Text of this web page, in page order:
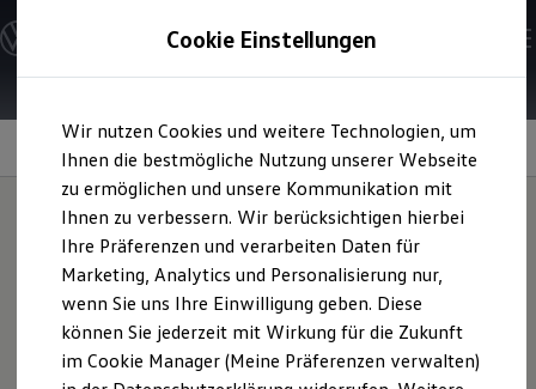
Hauptinhalt
springen
Footer
springen
Modelle und Konfigurator
Konfigurator
Modelle vergleichen
Elektroautos
ENERGY Sondermodelle
Nutzfahrzeuge
SUV und CUV
Familienautos
Kombis
Kompaktwagen
Sportwagen
Schnell verfügbare Fahrzeuge
Angebote und Produkte
Aktuelle Angebote
E-Auto-Förderung
Volkswagen
Vernetzen Sie Ihr
Fahrzeug - mit der
Cookie Einstellungen
Wir nutzen Cookies und weitere Technologien, um
Ihnen die bestmögliche Nutzung unserer Webseite
zu ermöglichen und unsere Kommunikation mit
Ihnen zu verbessern. Wir berücksichtigen hierbei
Ihre Präferenzen und verarbeiten Daten für
Marketing, Analytics und Personalisierung nur,
wenn Sie uns Ihre Einwilligung geben. Diese
können Sie jederzeit mit Wirkung für die Zukunft
im Cookie Manager (Meine Präferenzen verwalten)